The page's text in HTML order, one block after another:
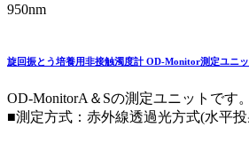
950nm
旋回振とう培養用非接触濁度計 OD-Monitor測定ユニッ
OD-MonitorA＆Sの測定ユニットです。
■測定方式：赤外線透過光方式(水平